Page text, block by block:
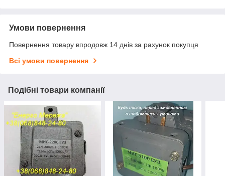
Умови повернення
Повернення товару впродовж 14 днів за рахунок покупця
Всі умови повернення
Подібні товари компанії